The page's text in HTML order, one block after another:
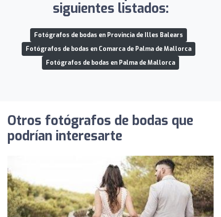
siguientes listados:
Fotógrafos de bodas en Provincia de Illes Balears
Fotógrafos de bodas en Comarca de Palma de Mallorca
Fotógrafos de bodas en Palma de Mallorca
Otros fotógrafos de bodas que
podrían interesarte